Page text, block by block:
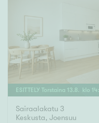
ESITTELY Torstaina 13.8 . klo 14:
Sairaalakatu 3
Keskusta, Joensuu